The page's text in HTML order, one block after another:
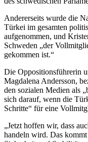
Andererseits wurde die
Türkei im gesamten
aufgenommen, und
Schweden „der
gekommen ist.“
Die Oppositionsführerin
Magdalena Andersson,
den sozialen Medien als
sich darauf, wenn die
Schritte“ für eine
„Jetzt hoffen wir, dass
handeln wird. Das